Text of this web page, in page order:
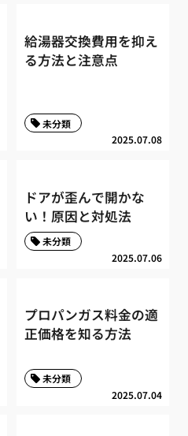
給湯器交換費用を抑え
る方法と注意点
2025.07.08
未分類
ドアが歪んで開かな
い！原因と対処法
2025.07.06
未分類
プロパンガス料金の適
正価格を知る方法
2025.07.04
未分類